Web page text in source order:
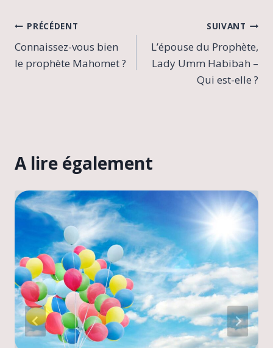
Navigation
de
PRÉCÉDENT
Connaissez-vous bien
le prophète Mahomet ?
SUIVANT
L’épouse du Prophète,
Lady Umm Habibah –
Qui est-elle ?
A lire également